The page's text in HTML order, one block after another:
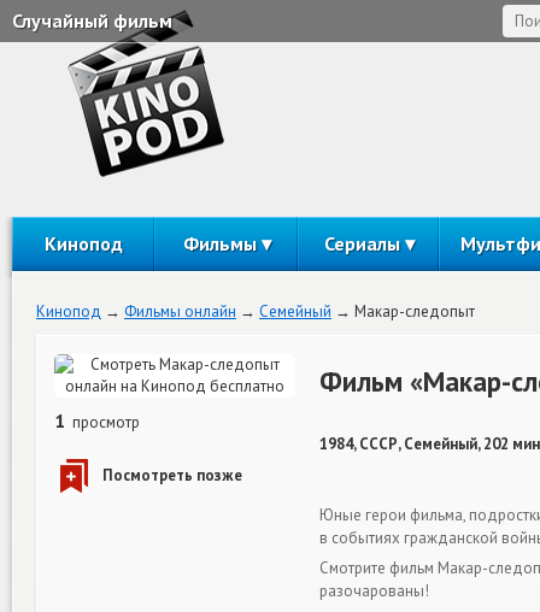
Случайный фильм
Кинопод Фильмы Сериалы
Кинопод Фильмы онлайн Семейный Макар-следопыт
1 просмотр
Фильм «Макар-
1984, СССР, Семейный, 202
Юные герои фильма,
в событиях гражданской
Смотрите фильм Макар-
разочарованы!